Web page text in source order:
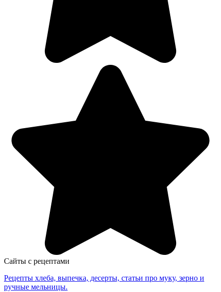
Сайты с рецептами
Рецепты хлеба, выпечка, десерты, статьи про муку, зерно и
ручные мельницы.